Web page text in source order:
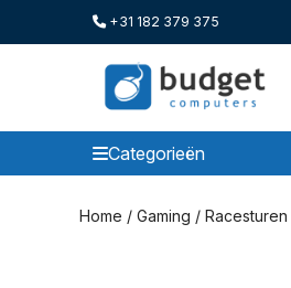
+31 182 379 375
Categorieën
Categorieen
Home / Gaming / Racesturen